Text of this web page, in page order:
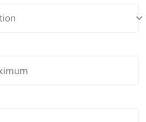
keyboard_arrow_down